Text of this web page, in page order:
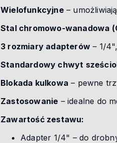
Wielofunkcyjne–
Stal chromowo-wanadowa
3 rozmiary adapterów – 1/
Standardowy chwyt
Blokada kulkowa – pewne
Zastosowanie – idealne do
Zawartość zestawu:
Adapter 1/4" – do